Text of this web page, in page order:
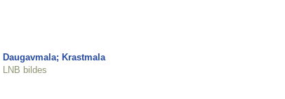
Daugavmala; Krastmala
LNB bildes